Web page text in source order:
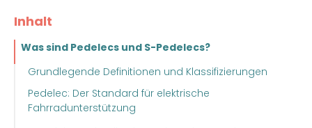
Inhalt
Was sind Pedelecs und S-Pedelecs?
Grundlegende Definitionen und Klassifizierungen
Pedelec: Der Standard für elektrische
Fahrradunterstützung